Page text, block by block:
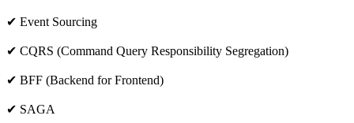
✔︎ Event Sourcing
✔︎ CQRS (Command Query Responsibility Segregation)
✔︎ BFF (Backend for Frontend)
✔︎ SAGA